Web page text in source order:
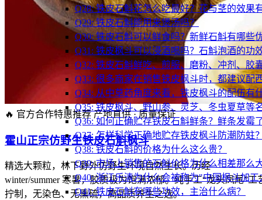
Q28: 铁皮石斛花怎么吃最好？花与茎的效果
Q29: 铁皮石斛能用来煲汤吗？
Q30: 铁皮石斛可以鲜食吗？新鲜石斛有哪些
Q31: 铁皮枫斗可以浸酒喝吗？石斛泡酒的功
Q32: 铁皮石斛鲜吃、煎服、磨粉、冲剂、胶
Q33: 很多商家在销售铁皮枫斗时，都建议配
Q34: 从中草药角度来看，铁皮枫斗的配伍有
Q35: 铁皮枫斗、野山参、灵芝、冬虫夏草等
Q36: 如何正确贮存铁皮石斛鲜条？鲜条发霉
Q37: 怎样科学正确地贮存铁皮枫斗防潮防蛀
Q38: 铁皮石斛的价格为什么这么贵？
Q39: 市场上销售的石斛价格为什么相差那么
Q40: 浙江乐清为什么会被称为"中国枫斗加
Q41: 铁皮石斛有哪些功效，主治什么病？
🔥 官方合作特惠推荐产地直供 · 质量保证
霍山正宗仿野生铁皮石斛枫斗
精选大颗粒，林下野外仿野生环境自然生长。历经
winter/summer 寒暑，胶质极为饱满浓郁。纯手工“龙头凤尾”工
拧制，无染色、无熏硫，高品质养生之选。